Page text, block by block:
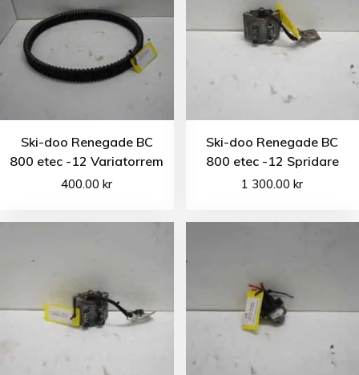
Ski-doo Renegade BC
800 etec -12 Variatorrem
400.00kr
Ski-doo Renegade BC
800 etec -12 Spridare
1 300.00kr